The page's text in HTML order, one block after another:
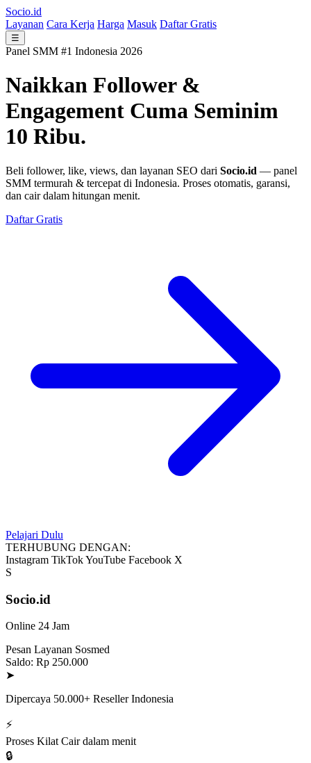
Socio.id
Layanan Cara Kerja Harga Masuk Daftar Gratis
☰
Panel SMM #1 Indonesia 2026
Naikkan Follower &
Engagement Cuma Seminim
10 Ribu.
Beli follower, like, views, dan layanan SEO dari Socio.id — panel
SMM termurah & tercepat di Indonesia. Proses otomatis, garansi,
dan cair dalam hitungan menit.
Daftar Gratis
Pelajari Dulu
TERHUBUNG DENGAN:
Instagram TikTokYouTube Facebook X
S
Socio.id
Online 24 Jam
Pesan Layanan Sosmed
Saldo: Rp 250.000
➤
Dipercaya 50.000+ Reseller Indonesia
⚡
Proses Kilat Cair dalam menit
🔒